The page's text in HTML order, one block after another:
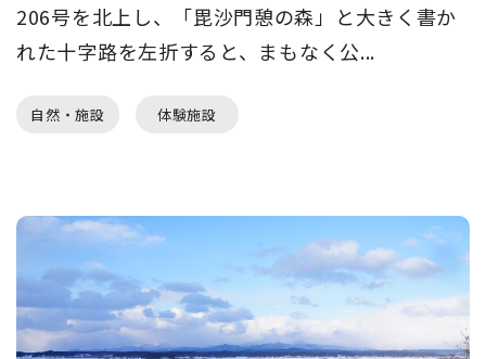
206号を北上し、「毘沙門憩の森」と大きく書か
れた十字路を左折すると、まもなく公...
自然・施設 体験施設